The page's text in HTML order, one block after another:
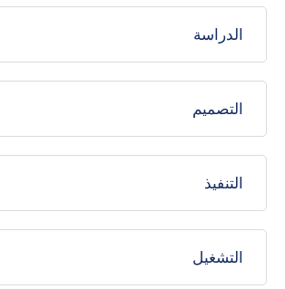
الدراسة
التصميم
التنفيذ
التشغيل